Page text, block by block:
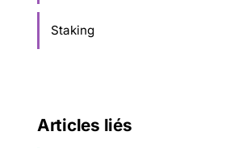
Staking
Articles liés